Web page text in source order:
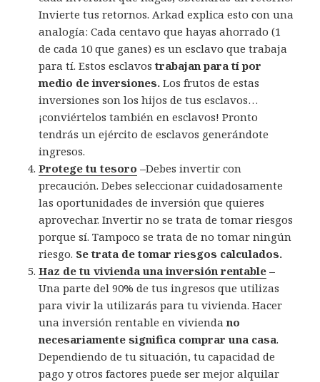
Invierte tus retornos. Arkad explica esto con una
analogía: Cada centavo que hayas ahorrado (1
de cada 10 que ganes) es un esclavo que trabaja
para tí. Estos esclavostrabajan para tí por
medio de inversiones. Los frutos de estas
inversiones son los hijos de tus esclavos…
¡conviértelos también en esclavos! Pronto
tendrás un ejército de esclavos generándote
ingresos.
Protege tu tesoro –Debes invertir con
precaución. Debes seleccionar cuidadosamente
las oportunidades de inversión que quieres
aprovechar. Invertir no se trata de tomar riesgos
porque sí. Tampoco se trata de no tomar ningún
riesgo. Se trata de tomar riesgos calculados.
Haz de tu vivienda una inversión rentable –
Una parte del 90% de tus ingresos que utilizas
para vivir la utilizarás para tu vivienda. Hacer
una inversión rentable en viviendano
necesariamente significa comprar una casa.
Dependiendo de tu situación, tu capacidad de
pago y otros factores puede ser mejor alquilar